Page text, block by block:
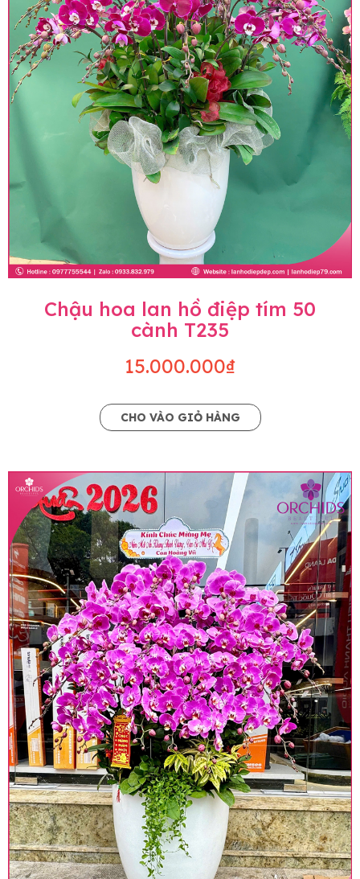
Chậu hoa lan hồ điệp tím 50
cành T235
15.000.000₫
CHO VÀO GIỎ HÀNG